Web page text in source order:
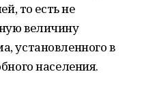
то есть не
величину
установленного в
населения.